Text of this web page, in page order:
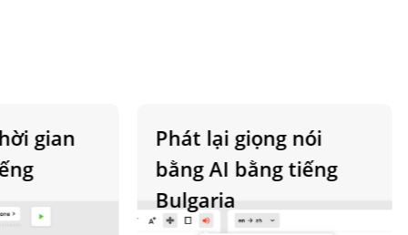
Phát lại giọng nói
bằng AI bằng tiếng
Bulgaria